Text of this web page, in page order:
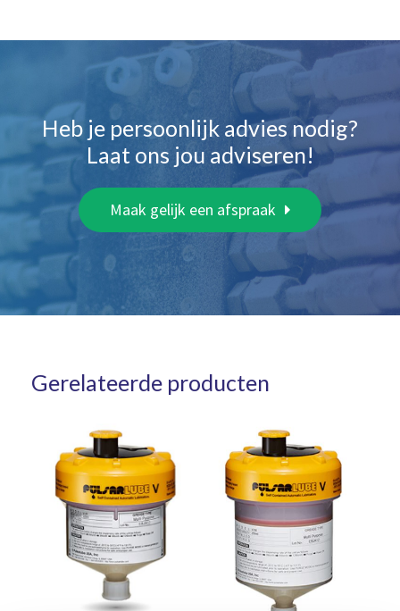
Heb je persoonlijk advies nodig?
Laat ons jou adviseren!
Maak gelijk een afspraak
Gerelateerde producten